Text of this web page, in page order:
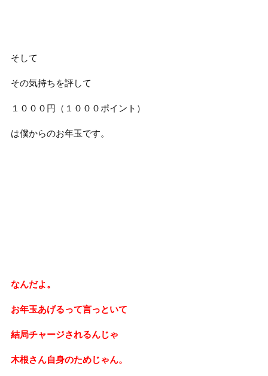
そして
その気持ちを評して
１０００円（１０００ポイント）
は僕からのお年玉です。
なんだよ。
お年玉あげるって言っといて
結局チャージされるんじゃ
木根さん自身のためじゃん。